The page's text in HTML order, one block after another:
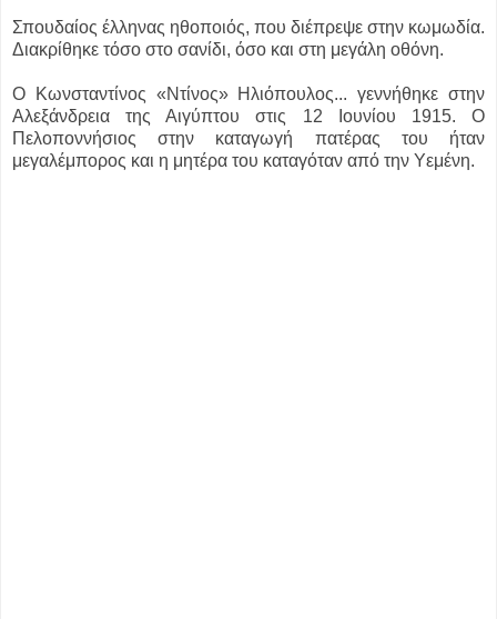
Σπουδαίος έλληνας ηθοποιός, που διέπρεψε στην κωμωδία.
Διακρίθηκε τόσο στο σανίδι, όσο και στη μεγάλη οθόνη.
Ο Κωνσταντίνος «Ντίνος» Ηλιόπουλος... γεννήθηκε στην
Αλεξάνδρεια της Αιγύπτου στις 12 Ιουνίου 1915. Ο
Πελοποννήσιος στην καταγωγή πατέρας του ήταν
μεγαλέμπορος και η μητέρα του καταγόταν από την Υεμένη.